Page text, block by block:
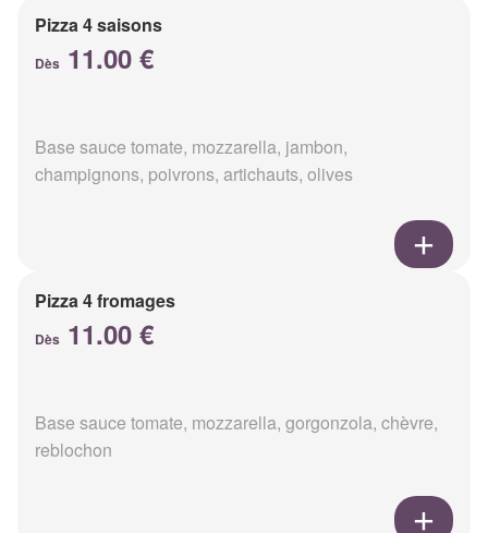
Pizza 4 saisons
Dès 11.00 €
Base sauce tomate, mozzarella, jambon,
champignons, poivrons, artichauts, olives
Pizza 4 fromages
Dès 11.00 €
Base sauce tomate, mozzarella, gorgonzola, chèvre,
reblochon